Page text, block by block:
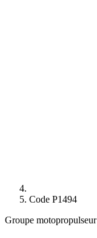
Code P1494
Groupe motopropulseur